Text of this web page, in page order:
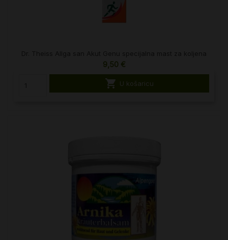
9,50 €
 U košaricu